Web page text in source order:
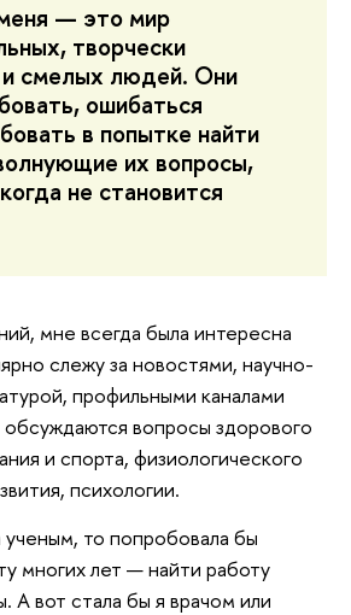
— это мир
творчески
смелых людей. Они
ошибаться
в попытке найти
их вопросы,
не становится
мне всегда была интересна
слежу за новостями, научно-
профильными каналами
вопросы здорового
и спорта, физиологического
психологии.
ученым, то попробовала бы
многих лет — найти работу
А вот стала бы я врачом или